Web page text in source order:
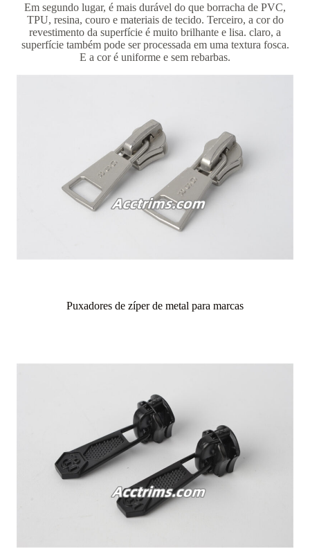
Em segundo lugar, é mais durável do que borracha de PVC,
TPU, resina, couro e materiais de tecido. Terceiro, a cor do
revestimento da superfície é muito brilhante e lisa. claro, a
superfície também pode ser processada em uma textura fosca.
E a cor é uniforme e sem rebarbas.
Puxadores de zíper de metal para marcas